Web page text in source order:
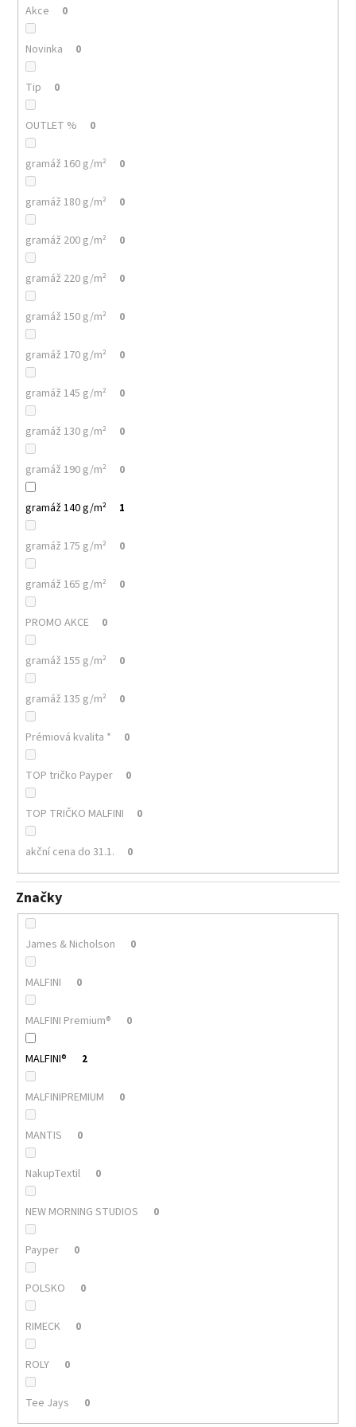
Akce 0
Novinka 0
Tip 0
OUTLET % 0
gramáž 160 g/m² 0
gramáž 180 g/m² 0
gramáž 200 g/m² 0
gramáž 220 g/m² 0
gramáž 150 g/m² 0
gramáž 170 g/m² 0
gramáž 145 g/m² 0
gramáž 130 g/m² 0
gramáž 190 g/m² 0
gramáž 140 g/m² 1
gramáž 175 g/m² 0
gramáž 165 g/m² 0
PROMO AKCE 0
gramáž 155 g/m² 0
gramáž 135 g/m² 0
Prémiová kvalita * 0
TOP tričko Payper 0
TOP TRIČKO MALFINI 0
akční cena do 31.1. 0
Značky
James & Nicholson 0
MALFINI 0
MALFINI Premium® 0
MALFINI® 2
MALFINIPREMIUM 0
MANTIS 0
NakupTextil 0
NEW MORNING STUDIOS 0
Payper 0
POLSKO 0
RIMECK 0
ROLY 0
Tee Jays 0
m
MULTIFUNKČNÍ
ŠÁTEK
NANUK
32
Kč